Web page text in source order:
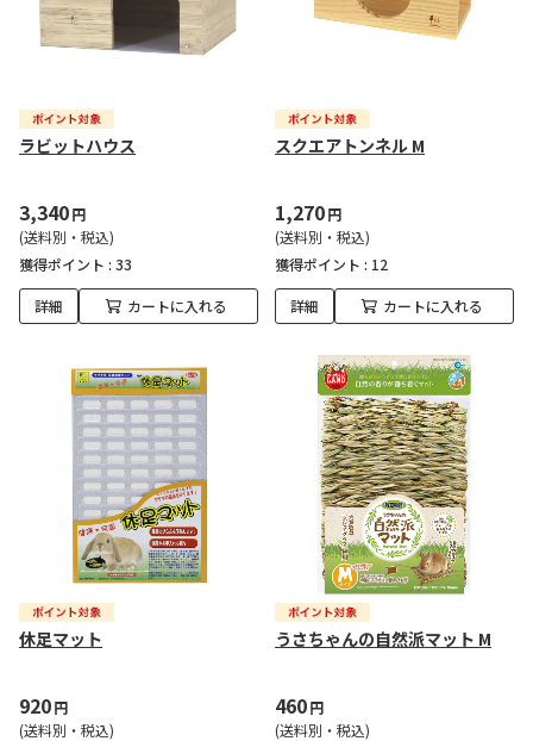
ラビットハウス
3,340円
(送料別・税込)
獲得ポイント : 33
詳細 カートに入れる
スクエアトンネル M
1,270円
(送料別・税込)
獲得ポイント : 12
詳細 カートに入れる
休足マット
920円
(送料別・税込)
うさちゃんの自然派マット M
460円
(送料別・税込)